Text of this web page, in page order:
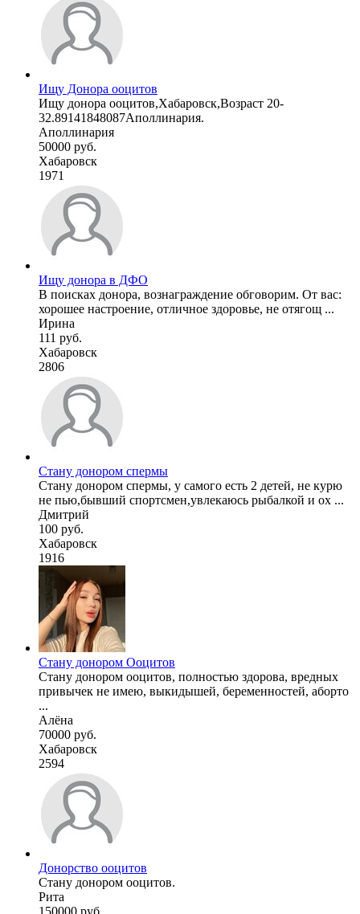
Ищу Донора ооцитов
Ищу донора ооцитов,Хабаровск,Возраст 20-
32.89141848087Аполлинария.
Аполлинария
50000 руб.
Хабаровск
1971
Ищу донора в ДФО
В поисках донора, вознаграждение обговорим. От вас:
хорошее настроение, отличное здоровье, не отягощ ...
Ирина
111 руб.
Хабаровск
2806
Стану донором спермы
Стану донором спермы, у самого есть 2 детей, не курю
не пью,бывший спортсмен,увлекаюсь рыбалкой и ох ...
Дмитрий
100 руб.
Хабаровск
1916
Стану донором Ооцитов
Стану донором ооцитов, полностью здорова, вредных
привычек не имею, выкидышей, беременностей, аборто
...
Алёна
70000 руб.
Хабаровск
2594
Донорство ооцитов
Стану донором ооцитов.
Рита
150000 руб.